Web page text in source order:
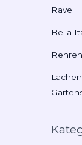
Rave
Bella